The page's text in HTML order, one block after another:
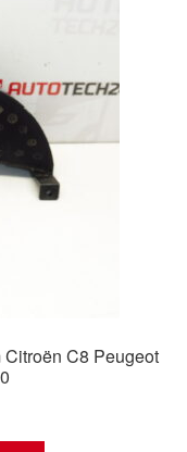
C8 Peugeot